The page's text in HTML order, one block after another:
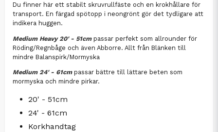
Du finner här ett stabilt skruvrullfäste och en krokhållare för
transport. En färgad spötopp i neongrönt gör det tydligare att
indikera huggen.
Medium Heavy 20' - 51cmpassar perfekt som allrounder för
Röding/Regnbåge och även Abborre. Allt från Blänken till
mindre Balanspirk/Mormyska
Medium 24' - 61cmpassar bättre till lättare beten som
mormyska och mindre pirkar.
20' - 51cm
24' - 61cm
Korkhandtag